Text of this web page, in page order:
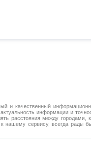
и качественный
информации и
расстояния между городами,
нашему сервису, всегда рады